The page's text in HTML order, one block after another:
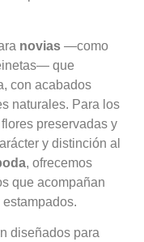
novias —como
que
con acabados
naturales. Para los
preservadas y
y distinción al
, ofrecemos
que acompañan
diseñados para